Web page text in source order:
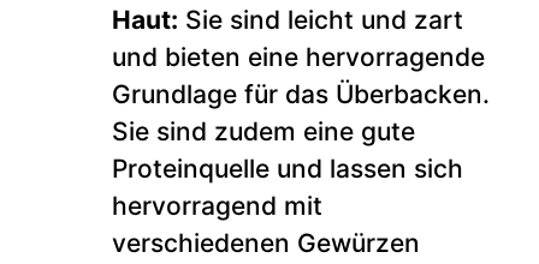
Haut: Sie sind leicht und zart
und bieten eine hervorragende
Grundlage für das Überbacken.
Sie sind zudem eine gute
Proteinquelle und lassen sich
hervorragend mit
verschiedenen Gewürzen